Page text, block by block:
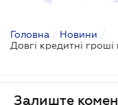
Головна / Новини /
Довгі кредитні
Залиште